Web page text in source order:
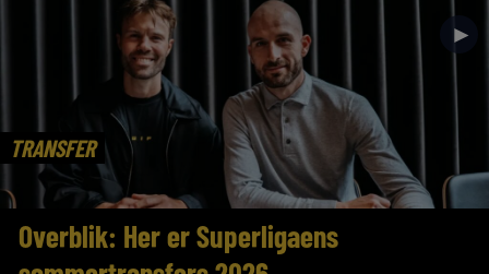
TRANSFER
►
Overblik: Her er Superligaens